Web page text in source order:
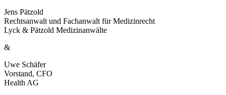
Jens Pätzold
Rechtsanwalt und Fachanwalt für Medizinrecht
Lyck & Pätzold Medizinanwälte
&
Uwe Schäfer
Vorstand, CFO
Health AG